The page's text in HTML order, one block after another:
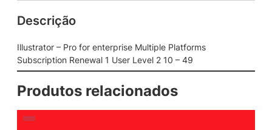
Descrição
Illustrator – Pro for enterprise Multiple Platforms
Subscription Renewal 1 User Level 2 10 – 49
Produtos relacionados